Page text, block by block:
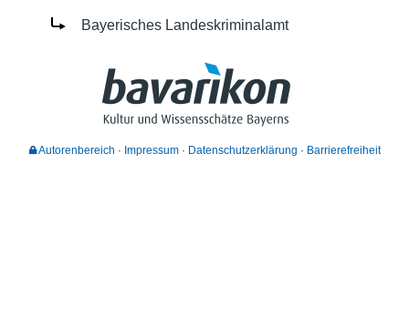
Bayerisches Landeskriminalamt
Autorenbereich Impressum Datenschutzerklärung Barrierefreiheit